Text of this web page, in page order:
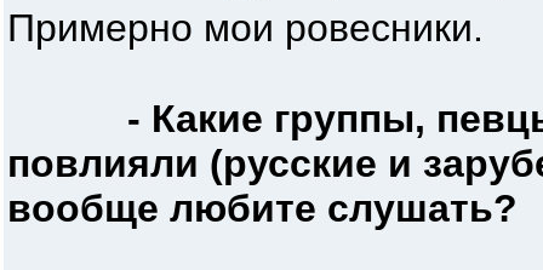
Примерно мои ровесники.
- Какие группы,
повлияли (русские и
вообще любите слушать?